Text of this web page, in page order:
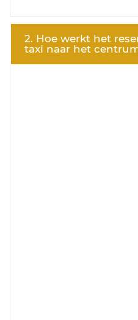
2. Hoe werkt het
taxi naar het